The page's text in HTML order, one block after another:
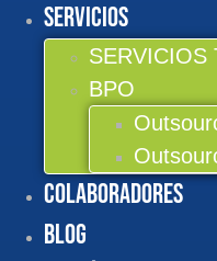
Servicios
SERVICIOS
BPO
Colaboradores
BLOG